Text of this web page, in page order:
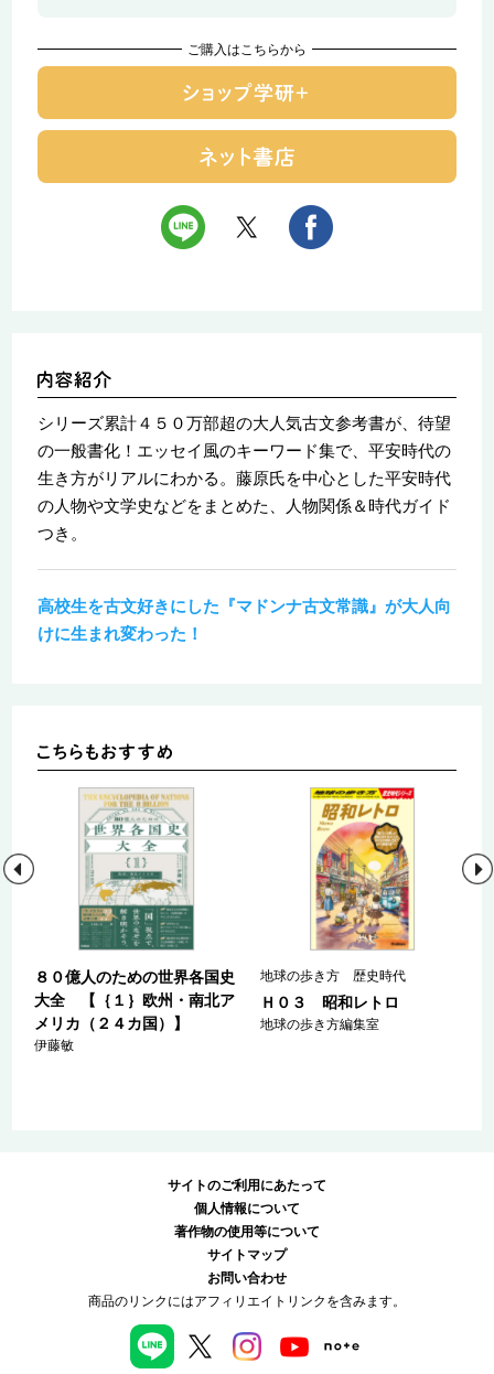
ご購入はこちらから
シリーズ累計４５０万部超の大人気古文参考書が、待望
の一般書化！エッセイ風のキーワード集で、平安時代の
生き方がリアルにわかる。藤原氏を中心とした平安時代
の人物や文学史などをまとめた、人物関係＆時代ガイド
つき。
高校生を古文好きにした『マドンナ古文常識』が大人向
けに生まれ変わった！
８０億人のための世界各国史
大全 【｛１｝欧州・南北ア
メリカ（２４カ国）】
伊藤敏
地球の歩き方 歴史時代
Ｈ０３ 昭和レトロ
地球の歩き方編集室
サイトのご利用にあたって
個人情報について
著作物の使用等について
サイトマップ
お問い合わせ
商品のリンクにはアフィリエイトリンクを含みます。